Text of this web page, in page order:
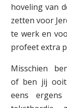
hoveling van
zetten voor
te werk en
profeet extra
Misschien
of ben jij
eens ergens